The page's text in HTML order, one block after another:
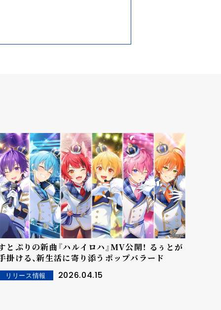
とぷりの新曲『ハルイロハ』MV公開！ るぅとが
掛ける、新生活に寄り添うポップバラード
リリース情報 2026.04.15